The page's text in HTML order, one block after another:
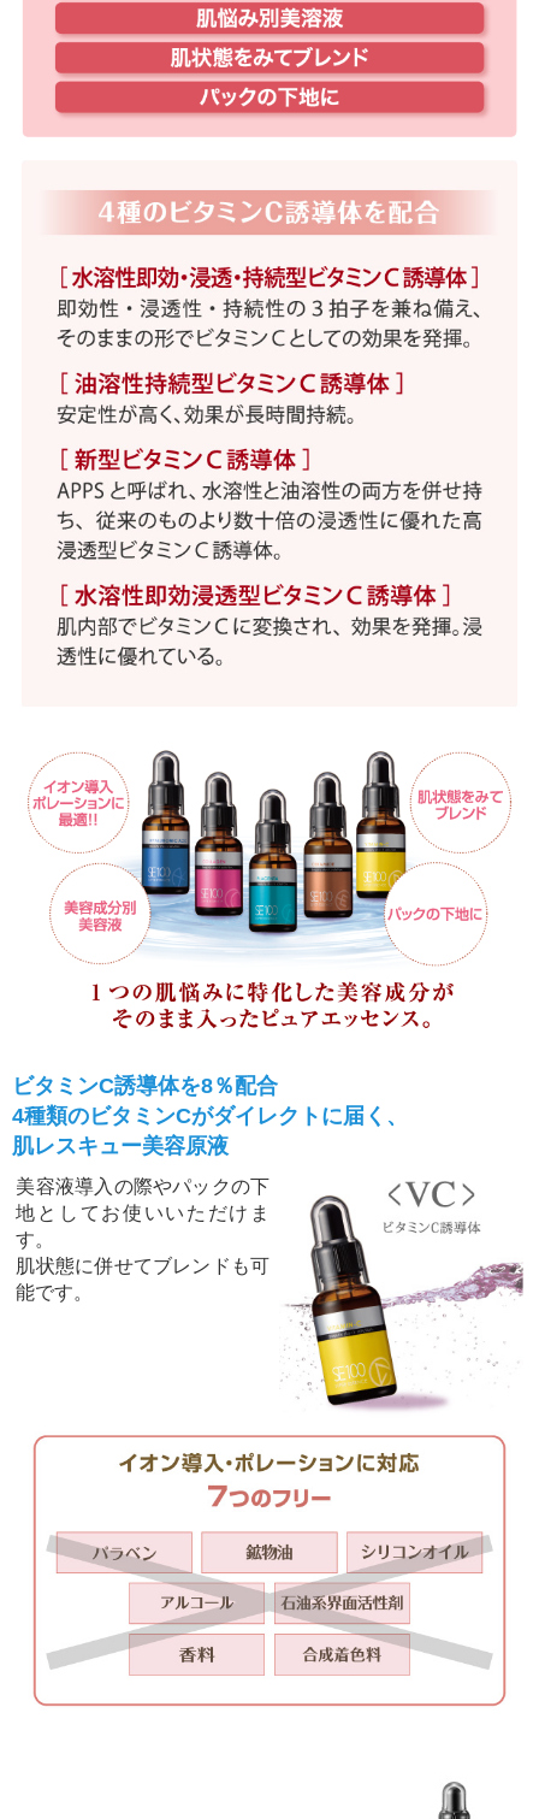
ビタミンC誘導体を8％配合
4種類のビタミンCがダイレクトに届く、
肌レスキュー美容原液
美容液導入の際やパックの下
地としてお使いいただけま
す。
肌状態に併せてブレンドも可
能です。